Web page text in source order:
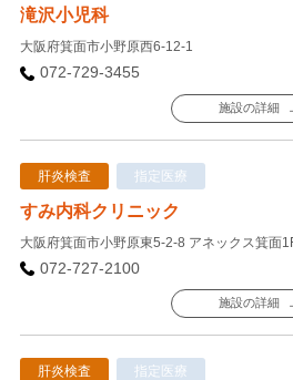
滝沢小児科
大阪府箕面市小野原西6-12-1
072-729-3455
施設の詳細
肝炎検査 指定医療
すみ内科クリニック
大阪府箕面市小野原東5-2-8 アネックス箕面
072-727-2100
施設の詳細
肝炎検査 指定医療